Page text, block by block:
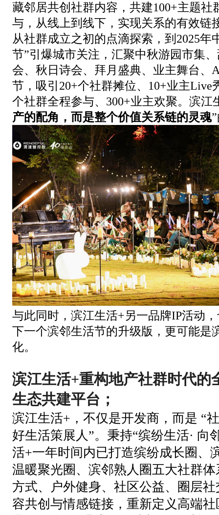
藏邻居共创社群内容，共建100+主题社
与，从线上到线下，实现关系的有效链
从社群成立之初的点滴探索，到2025年
节”引爆城市关注，汇聚中秋游园市集
会、秋日诗会、拜月盛典、业主舞台、
节，吸引20+个社群摊位、10+业主Live
个社群全程参与、300+业主欢聚。滨江
产的配角，而是整个价值关系链的灵魂
与此同时，滨江生活+另一品牌IP活动
下一个滨邻生活节的升级版，更可能是
化。
滨江生活+重构地产社群时代的
生态共建平台；
滨江生活+，不仅是开发商，而是 “
好生活策展人”。秉持“缤纷生活· 向
活+一年时间内已打造缤纷成长圈、
温暖聚光圈、滨邻熟人圈五大社群
方式、户外健身、社区公益、圈层
容共创与情感链接，重新定义高端